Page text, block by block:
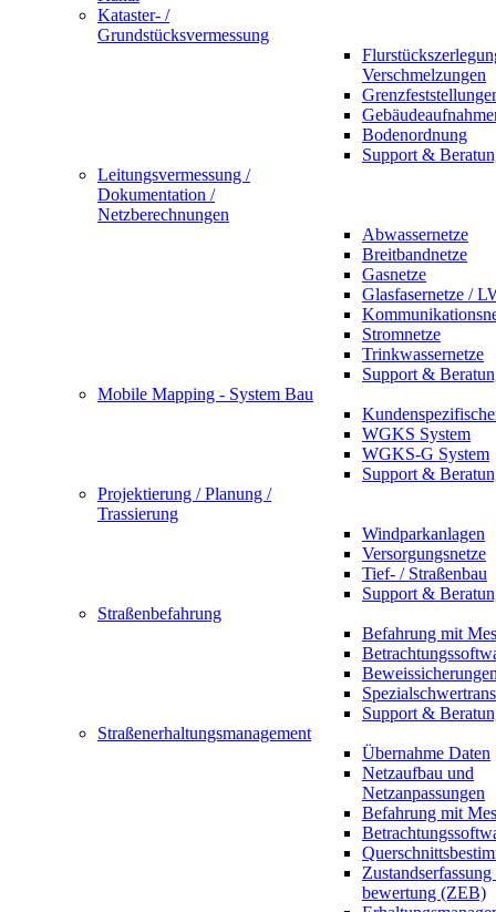
Kataster- /
Grundstücksvermessung
Verschmelzungen
Bodenordnung
Support &
Leitungsvermessung /
Dokumentation /
Netzberechnungen
Abwassernetze
Breitbandnetze
Gasnetze
Glasfasernetze /
Stromnetze
Trinkwassernetze
Support &
Mobile Mapping - System Bau
WGKS System
WGKS-G System
Support &
Projektierung / Planung /
Trassierung
Windparkanlagen
Versorgungsnetze
Tief- / Straßenbau
Support &
Straßenbefahrung
Befahrung mit
Support &
Straßenerhaltungsmanagement
Übernahme Daten
Netzaufbau und
Netzanpassungen
Befahrung mit
bewertung (ZEB)